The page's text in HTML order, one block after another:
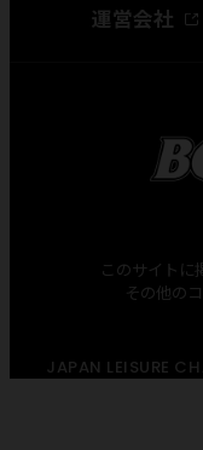
運営会社
このサイトに
その他の
JAPAN LEISURE